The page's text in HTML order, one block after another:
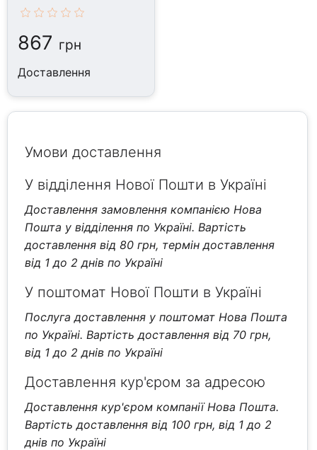
867 грн
Доставлення
Умови доставлення
У відділення Нової Пошти в Україні
Доставлення замовлення компанією Нова
Пошта у відділення по Україні. Вартість
доставлення від 80 грн, термін доставлення
від 1 до 2 днів по Україні
У поштомат Нової Пошти в Україні
Послуга доставлення у поштомат Нова Пошта
по Україні. Вартість доставлення від 70 грн,
від 1 до 2 днів по Україні
Доставлення кур'єром за адресою
Доставлення кур'єром компанії Нова Пошта.
Вартість доставлення від 100 грн, від 1 до 2
днів по Україні